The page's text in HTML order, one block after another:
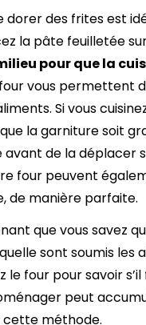
des frites est
la pâte feuilletée
pour que la
vous permettent
Si vous
la garniture soit
de la déplacer
four peuvent
de manière parfaite.
que vous savez
sont soumis les
le four pour savoir
peut
méthode.